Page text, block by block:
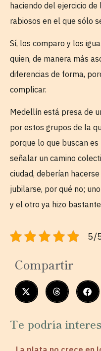
haciendo del ejercicio
rabiosos en el que sólo
Sí, los comparo y los
quien, de manera más
diferencias de forma,
complicar.
Medellín está presa de
por estos grupos de la
porque lo que buscan
señalar un camino
ciudad, deberían
jubilarse, por qué no;
y el otro ya hizo
5/
Compartir
Te podría